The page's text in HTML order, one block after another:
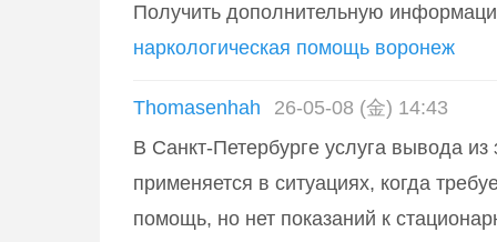
Получить дополнительную
наркологическая помощь воронеж
Thomasenhah
26-05-08 (金) 14:43
В Санкт-Петербурге услуга вывода
применяется в ситуациях, когда
помощь, но нет показаний к